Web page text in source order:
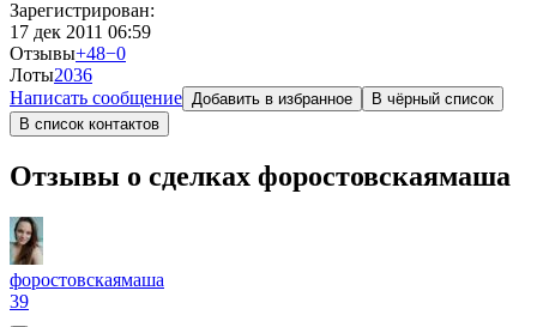
Зарегистрирован:
17 дек 2011 06:59
Отзывы+48−0
Лоты2036
Написать сообщение Добавить в избранное
В чёрный список
В список контактов
Отзывы о сделках форостовскаямаша
форостовскаямаша
39